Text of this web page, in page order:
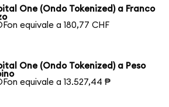
One (Ondo Tokenized) a Franco
equivale a 180,77 CHF
One (Ondo Tokenized) a Peso
equivale a 13.527,44 ₱